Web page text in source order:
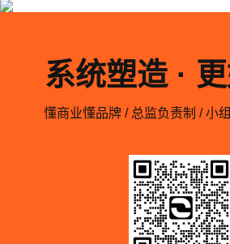
系统塑造 ·
懂商业懂品牌 / 总监负责制 / 小